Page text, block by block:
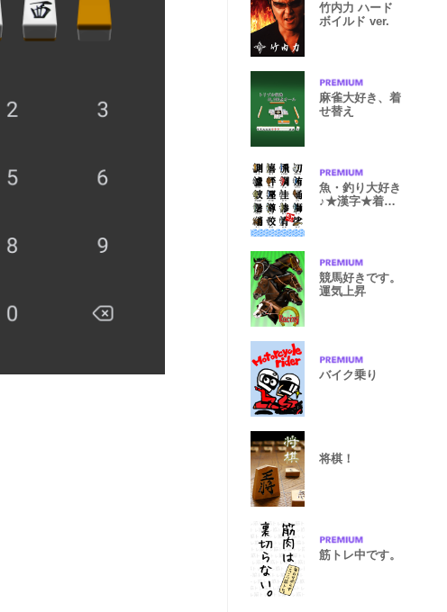
竹内力 ハード
ボイルド ver.
麻雀大好き、着
せ替え
魚・釣り大好き
♪★漢字★着せ
競馬好きです。
運気上昇
バイク乗り
将棋！
筋トレ中です。